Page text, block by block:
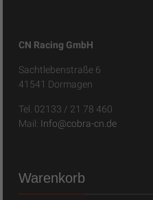
CN Racing GmbH
Sachtlebenstraße 6
41541 Dormagen
Tel. 02133 / 21 78 460
Mail: Info@cobra-cn.de
Warenkorb